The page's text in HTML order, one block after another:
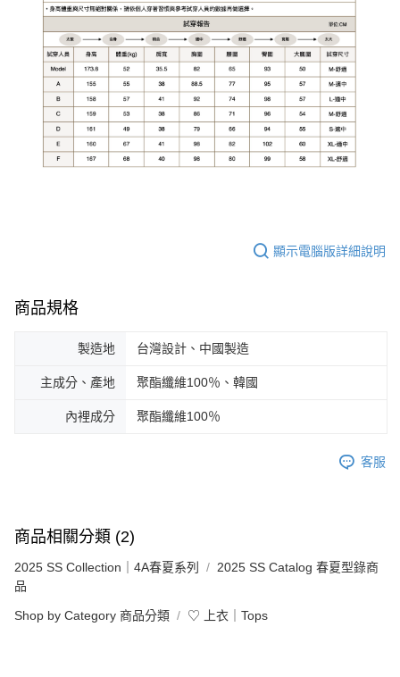
顯示電腦版詳細說明
商品規格
製造地 台灣設計、中國製造
主成分、產地 聚酯纖維100％、韓國
內裡成分 聚酯纖維100％
客服
商品相關分類 (2)
2025 SS Collection｜4A春夏系列
2025 SS Catalog 春夏型錄商
品
Shop by Category 商品分類 ♡ 上衣｜Tops